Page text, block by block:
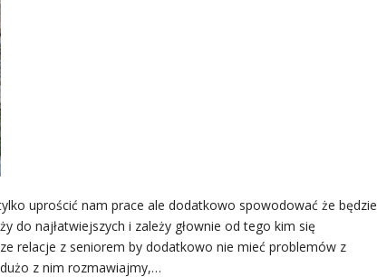
uprościć nam prace ale dodatkowo spowodować że będzie
do najłatwiejszych i zależy głownie od tego kim się
relacje z seniorem by dodatkowo nie mieć problemów z
z nim rozmawiajmy,…